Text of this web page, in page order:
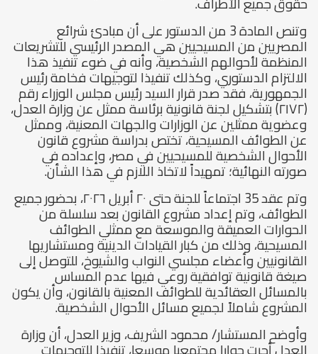
وتنص المادة 3 من الدستور على أن مبادئ شرائع
المصريين من المسيحيين هي المصدر الرئيسي للتشريعات
المنظمة لأحوالهم الشخصية، وأنه في ضوء تنفيذ هذا
الالتزام الدستوري، وكذلك تنفيذا لتوجيهات فخامة رئيس
الجمهورية، فقد صدر قرار السيد رئيس مجلس الوزراء رقم
(۲۱۷۲) بتشكيل لجنة قانونية برئاسة ممثل عن وزارة العدل،
وعضوية ممثلين عن الوزارات والجهات المعنية، وممثل
عن الطوائف المسيحية، تختص بدراسة مشروع قانون
الأحوال الشخصية للمسيحيين في مصر، وإعداده في
صورته النهائية؛ تمهيداً لاتخاذ اللازم في هذا الشأن.
وتم عقد 35 اجتماعاً للجنة حتى ۲۰ أبريل ۲۰۲٦، بحضور جميع
الطوائف، وتم إعداد مشروع القانون بعد سلسلة من
الحوارات العميقة والموسعة مع ممثلي الطوائف
المسيحية، وذلك من كبار القيادات الدينية ومستشاريها
القانونيين وأعضاء مجلسي النواب والشيوخ، للتوصل إلى
صيغة قانونية توافقية روعي فيها عدم المساس
بالمسائل العقائدية للطوائف المعنية بالقانون، وأن يكون
المشروع شاملاً لجميع مسائل الأحوال الشخصية.
وأوضح المستشار/ محمود الشريف، وزير العدل، أن وزارة